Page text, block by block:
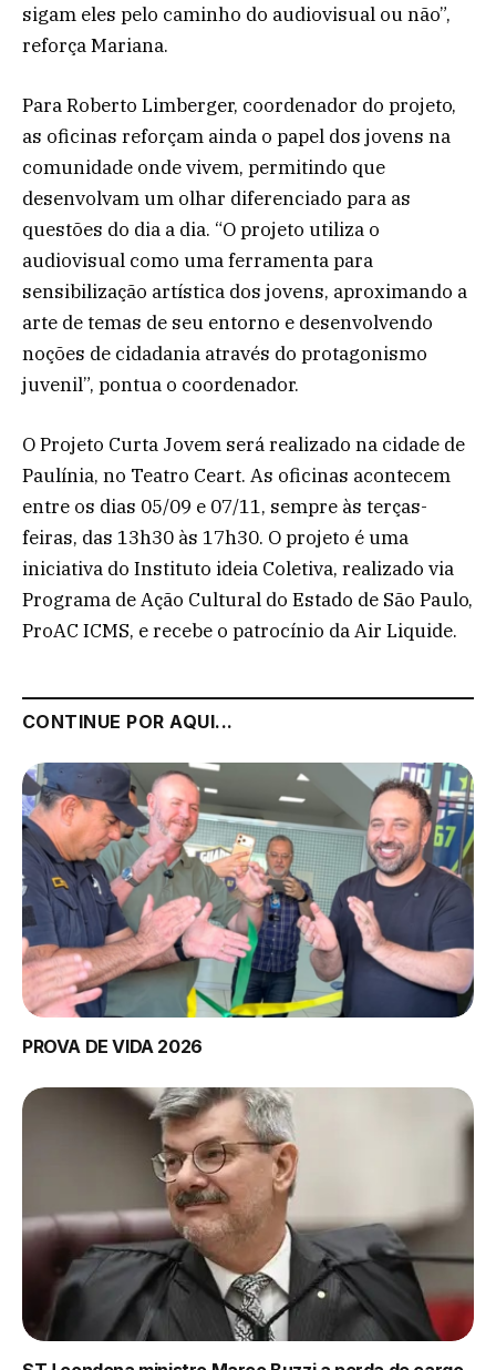
sigam eles pelo caminho do audiovisual ou não”,
reforça Mariana.
Para Roberto Limberger, coordenador do projeto,
as oficinas reforçam ainda o papel dos jovens na
comunidade onde vivem, permitindo que
desenvolvam um olhar diferenciado para as
questões do dia a dia. “O projeto utiliza o
audiovisual como uma ferramenta para
sensibilização artística dos jovens, aproximando a
arte de temas de seu entorno e desenvolvendo
noções de cidadania através do protagonismo
juvenil”, pontua o coordenador.
O Projeto Curta Jovem será realizado na cidade de
Paulínia, no Teatro Ceart. As oficinas acontecem
entre os dias 05/09 e 07/11, sempre às terças-
feiras, das 13h30 às 17h30. O projeto é uma
iniciativa do Instituto ideia Coletiva, realizado via
Programa de Ação Cultural do Estado de São Paulo,
ProAC ICMS, e recebe o patrocínio da Air Liquide.
CONTINUE POR AQUI...
PROVA DE VIDA 2026